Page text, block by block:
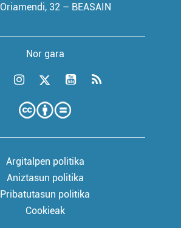
Oriamendi, 32 – BEASAIN
Nor gara
Argitalpen politika
Aniztasun politika
Pribatutasun politika
Cookieak